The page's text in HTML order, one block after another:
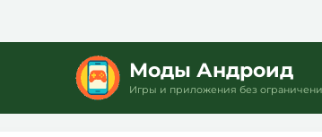
Моды Андроид
Игры и приложения без